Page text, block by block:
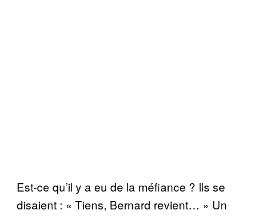
Est-ce qu’il y a eu de la méfiance ? Ils se
disaient : « Tiens, Bernard revient… » Un